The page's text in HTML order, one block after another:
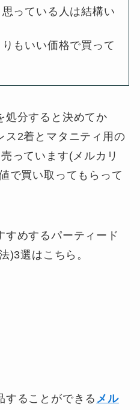
っている人は結構い
もいい価格で買って
処分すると決めてか
ス2着とマタニティ用の
っています(メルカリ
で買い取ってもらって
すめするパーティード
)3選はこちら。
することができる メル